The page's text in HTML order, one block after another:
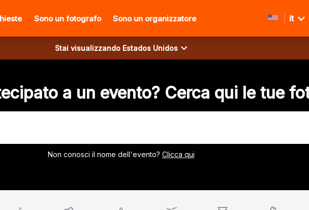
Sono un fotografo Sono un organizzatore it
Stai visualizzando Estados Unidos
a un evento? Cerca qui le tue
Non conosci il nome dell'evento? Clicca qui